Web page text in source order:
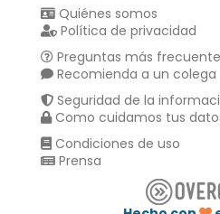
Quiénes somos
Política de privacidad
Preguntas más
Recomienda a un colega
Seguridad de la
Como cuidamos tus
Condiciones de uso
Prensa